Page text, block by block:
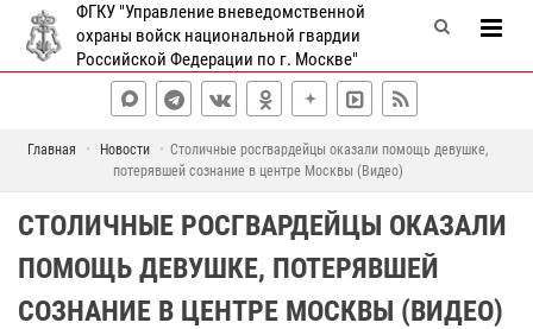
ФГКУ "Управление вневедомственной
охраны войск национальной гвардии
Российской Федерации по г. Москве"
Главная Новости
Cтоличные росгвардейцы оказали помощь девушке,
потерявшей сознание в центре Москвы (Видео)
CТОЛИЧНЫЕ РОСГВАРДЕЙЦЫ ОКАЗАЛИ
ПОМОЩЬ ДЕВУШКЕ, ПОТЕРЯВШЕЙ
СОЗНАНИЕ В ЦЕНТРЕ МОСКВЫ (ВИДЕО)